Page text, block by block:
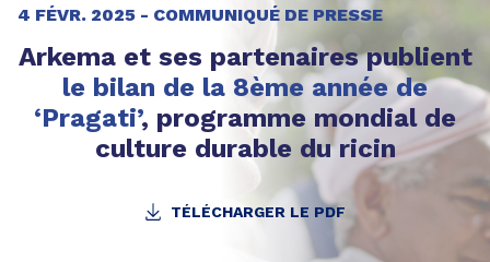
4 FÉVR. 2025 - COMMUNIQUÉ DE PRESSE
Arkema et ses partenaires publient
le bilan de la 8ème année de
‘Pragati’, programme mondial de
culture durable du ricin
TÉLÉCHARGER LE PDF